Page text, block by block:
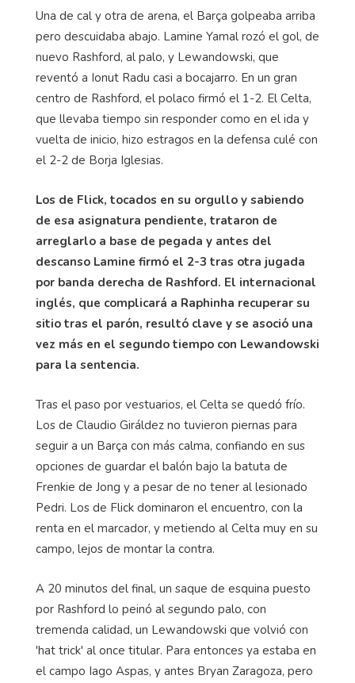
Una de cal y otra de arena, el Barça golpeaba arriba
pero descuidaba abajo. Lamine Yamal rozó el gol, de
nuevo Rashford, al palo, y Lewandowski, que
reventó a Ionut Radu casi a bocajarro. En un gran
centro de Rashford, el polaco firmó el 1-2. El Celta,
que llevaba tiempo sin responder como en el ida y
vuelta de inicio, hizo estragos en la defensa culé con
el 2-2 de Borja Iglesias.
Los de Flick, tocados en su orgullo y sabiendo
de esa asignatura pendiente, trataron de
arreglarlo a base de pegada y antes del
descanso Lamine firmó el 2-3 tras otra jugada
por banda derecha de Rashford. El internacional
inglés, que complicará a Raphinha recuperar su
sitio tras el parón, resultó clave y se asoció una
vez más en el segundo tiempo con Lewandowski
para la sentencia.
Tras el paso por vestuarios, el Celta se quedó frío.
Los de Claudio Giráldez no tuvieron piernas para
seguir a un Barça con más calma, confiando en sus
opciones de guardar el balón bajo la batuta de
Frenkie de Jong y a pesar de no tener al lesionado
Pedri. Los de Flick dominaron el encuentro, con la
renta en el marcador, y metiendo al Celta muy en su
campo, lejos de montar la contra.
A 20 minutos del final, un saque de esquina puesto
por Rashford lo peinó al segundo palo, con
tremenda calidad, un Lewandowski que volvió con
'hat trick' al once titular. Para entonces ya estaba en
el campo Iago Aspas, y antes Bryan Zaragoza, pero